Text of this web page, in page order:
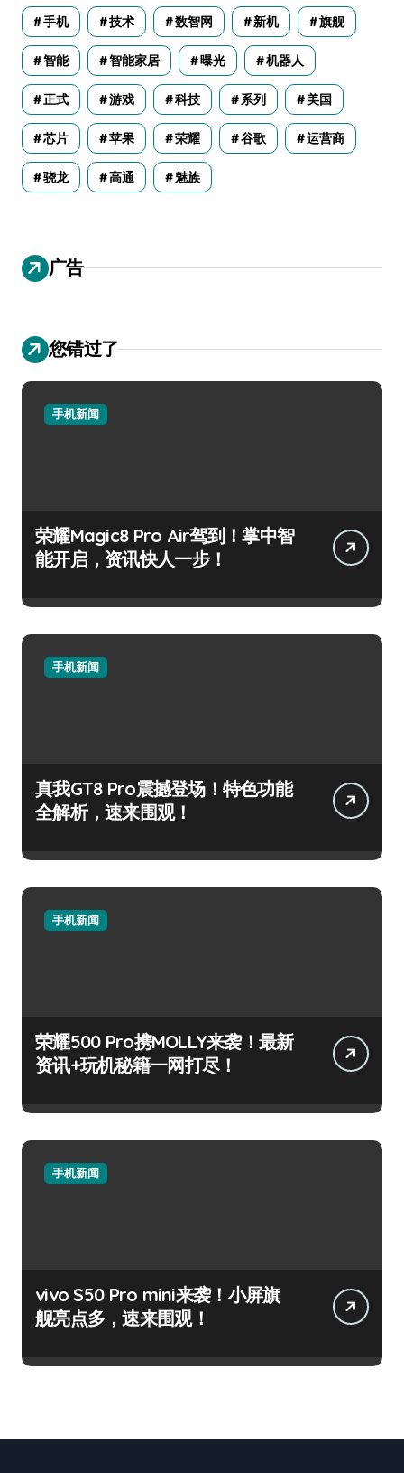
手机 技术 数智网 新机 旗舰
智能 智能家居 曝光 机器人
正式 游戏 科技 系列 美国
芯片 苹果 荣耀 谷歌 运营商
骁龙 高通 魅族
广告
您错过了
手机新闻
荣耀Magic8 Pro Air驾到！掌中智
能开启，资讯快人一步！
手机新闻
真我GT8 Pro震撼登场！特色功能
全解析，速来围观！
手机新闻
荣耀500 Pro携MOLLY来袭！最新
资讯+玩机秘籍一网打尽！
手机新闻
vivo S50 Pro mini来袭！小屏旗
舰亮点多，速来围观！